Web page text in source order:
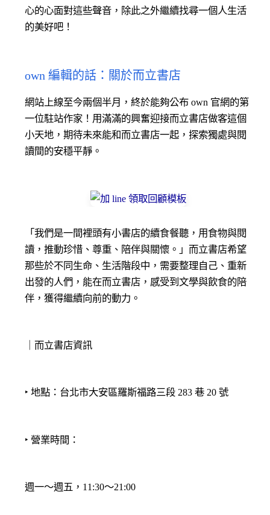
心的心面對這些聲音，除此之外繼續找尋一個人生活
的美好吧！
own 編輯的話：關於而立書店
網站上線至今兩個半月，終於能夠公布 own 官網的第
一位駐站作家！用滿滿的興奮迎接而立書店做客這個
小天地，期待未來能和而立書店一起，探索獨處與閱
讀間的安穩平靜。
「我們是一間裡頭有小書店的續食餐聽，用食物與閱
讀，推動珍惜、尊重、陪伴與關懷。」而立書店希望
那些於不同生命、生活階段中，需要整理自己、重新
出發的人們，能在而立書店，感受到文學與飲食的陪
伴，獲得繼續向前的動力。
｜而立書店資訊
‣ 地點：台北市大安區羅斯福路三段 283 巷 20 號
‣ 營業時間：
週一～週五，11:30～21:00